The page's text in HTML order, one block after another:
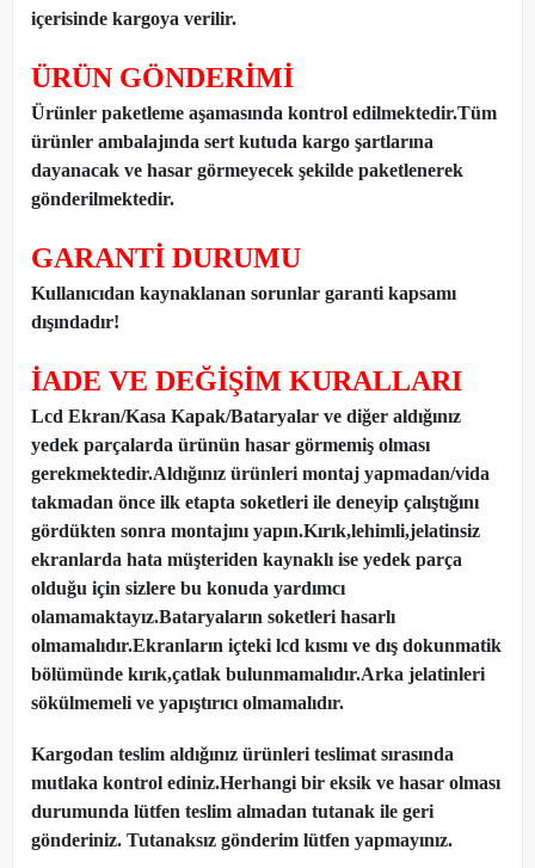
içerisinde kargoya verilir.
ÜRÜN GÖNDERİMİ
Ürünler paketleme aşamasında kontrol edilmektedir.Tüm
ürünler ambalajında sert kutuda kargo şartlarına
dayanacak ve hasar görmeyecek şekilde paketlenerek
gönderilmektedir.
GARANTİ DURUMU
Kullanıcıdan kaynaklanan sorunlar garanti kapsamı
dışındadır!
İADE VE DEĞİŞİM KURALLARI
Lcd Ekran/Kasa Kapak/Bataryalar ve diğer aldığınız
yedek parçalarda ürünün hasar görmemiş olması
gerekmektedir.Aldığınız ürünleri montaj yapmadan/vida
takmadan önce ilk etapta soketleri ile deneyip çalıştığını
gördükten sonra montajını yapın.Kırık,lehimli,jelatinsiz
ekranlarda hata müşteriden kaynaklı ise yedek parça
olduğu için sizlere bu konuda yardımcı
olamamaktayız.Bataryaların soketleri hasarlı
olmamalıdır.Ekranların içteki lcd kısmı ve dış dokunmatik
bölümünde kırık,çatlak bulunmamalıdır.Arka jelatinleri
sökülmemeli ve yapıştırıcı olmamalıdır.
Kargodan teslim aldığınız ürünleri teslimat sırasında
mutlaka kontrol ediniz.Herhangi bir eksik ve hasar olması
durumunda lütfen teslim almadan tutanak ile geri
gönderiniz. Tutanaksız gönderim lütfen yapmayınız.